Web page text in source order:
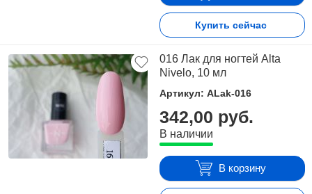
Купить сейчас
016 Лак для ногтей Alta
Nivelo, 10 мл
Артикул: ALak-016
342,00 руб.
В наличии
В корзину